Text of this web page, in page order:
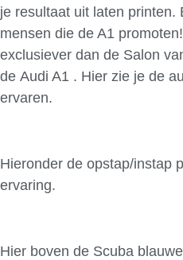
je resultaat uit laten printen.
mensen die de A1
exclusiever dan de Salon
de Audi A1 . Hier zie je de
ervaren.
Hieronder de opstap/instap
ervaring.
Hier boven de Scuba